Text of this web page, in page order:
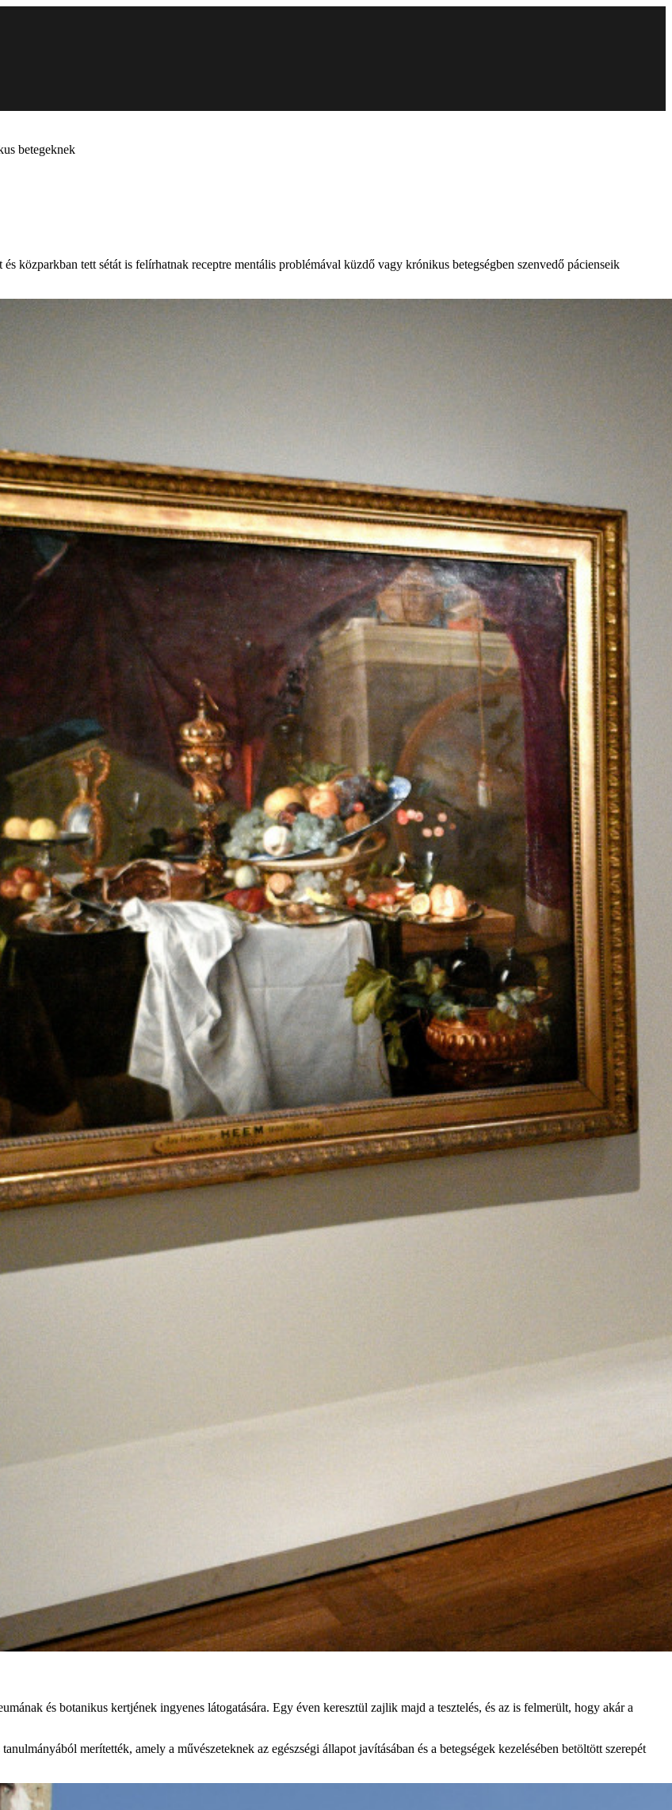
betegeknek
közparkban tett sétát is felírhatnak receptre mentális problémával küzdő vagy krónikus betegségben szenvedő pácienseik
és botanikus kertjének ingyenes látogatására. Egy éven keresztül zajlik majd a tesztelés, és az is felmerült, hogy akár a
merítették, amely a művészeteknek az egészségi állapot javításában és a betegségek kezelésében betöltött szerepét